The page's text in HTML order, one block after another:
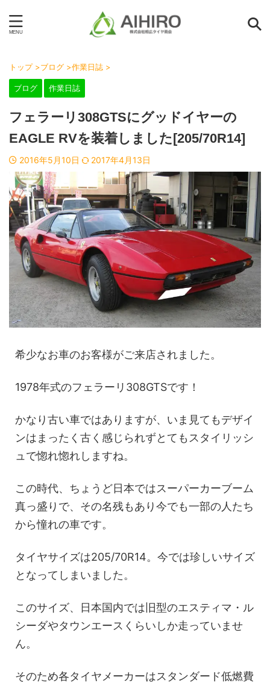
トップ >ブログ >作業日誌 >
ブログ 作業日誌
フェラーリ308GTSにグッドイヤーの
EAGLE RVを装着しました[205/70R14]
2016年5月10日 2017年4月13日
希少なお車のお客様がご来店されました。
1978年式のフェラーリ308GTSです！
かなり古い車ではありますが、いま見てもデザイ
ンはまったく古く感じられずとてもスタイリッシ
ュで惚れ惚れしますね。
この時代、ちょうど日本ではスーパーカーブーム
真っ盛りで、その名残もあり今でも一部の人たち
から憧れの車です。
タイヤサイズは205/70R14。今では珍しいサイズ
となってしまいました。
このサイズ、日本国内では旧型のエスティマ・ル
シーダやタウンエースくらいしか走っていませ
ん。
そのため各タイヤメーカーはスタンダード低燃費